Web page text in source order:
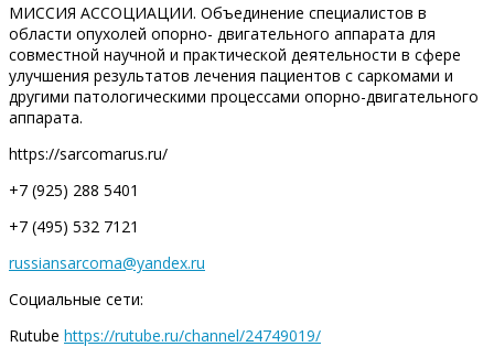
МИССИЯ АССОЦИАЦИИ. Объединение специалистов в
области опухолей опорно- двигательного аппарата для
совместной научной и практической деятельности в сфере
улучшения результатов лечения пациентов с саркомами и
другими патологическими процессами опорно-двигательного
аппарата.
https://sarcomarus.ru/
+7 (925) 288 5401
+7 (495) 532 7121
russiansarcoma@yandex.ru
Социальные сети:
Rutube https://rutube.ru/channel/24749019/